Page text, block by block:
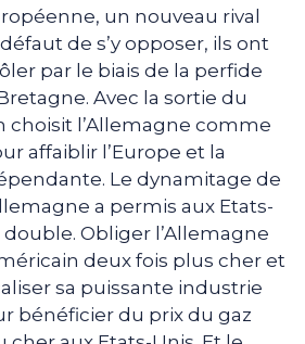
un nouveau rival
de s’y opposer, ils ont
par le biais de la perfide
Avec la sortie du
choisit l’Allemagne comme
affaiblir l’Europe et la
Le dynamitage de
a permis aux Etats-
Obliger l’Allemagne
deux fois plus cher et
sa puissante industrie
bénéficier du prix du gaz